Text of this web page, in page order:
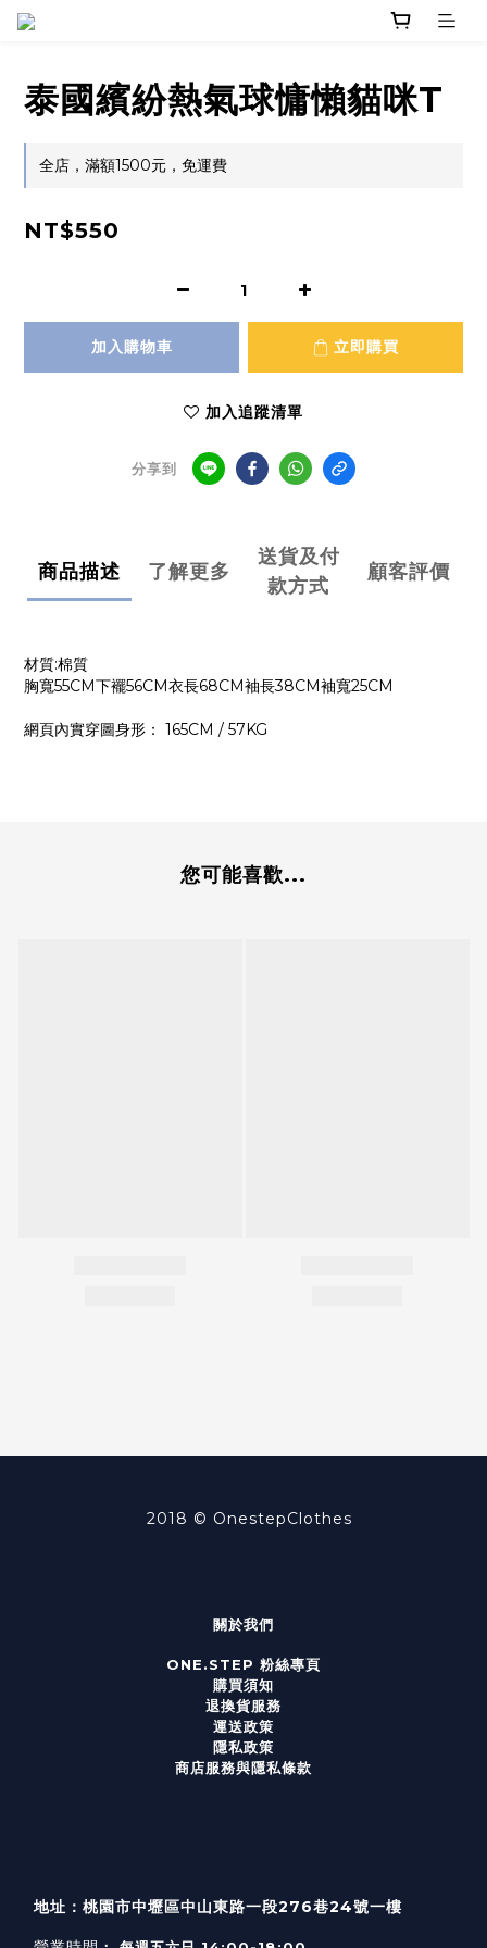
泰國繽紛熱氣球慵懶貓咪T
全店，滿額1500元，免運費
NT$550
加入購物車 立即購買
加入追蹤清單
分享到
商品描述 了解更多
送貨及付
款方式
顧客評價
材質:棉質
胸寬55CM下襬56CM衣長68CM袖長38CM袖寬25CM
網頁內實穿圖身形： 165CM / 57KG
您可能喜歡...
2018 © OnestepClothes
關於我們
ONE.STEP 粉絲專頁
購買須知
退換貨服務
運送政策
隱私政策
商店服務與隱私條款
地址：桃園市中壢區中山東路一段276巷24號一樓